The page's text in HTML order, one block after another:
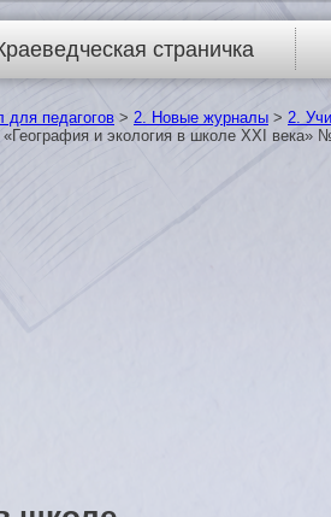
страничка
для педагогов > 2. Новые журналы > 2.
«География и экология в школе XXI века»